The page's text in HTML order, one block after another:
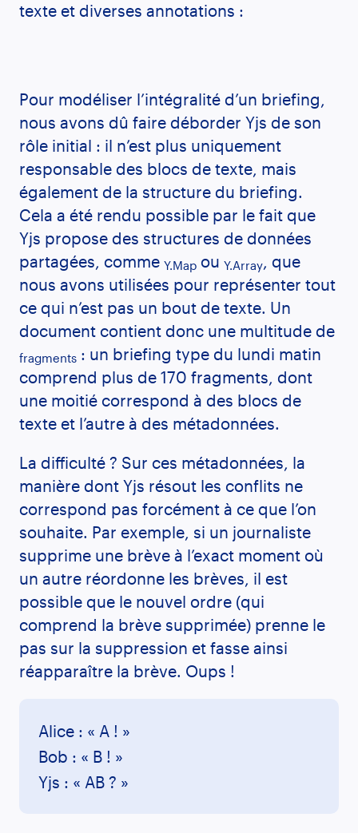
texte et diverses annotations :
Pour modéliser l’intégralité d’un briefing,
nous avons dû faire déborder Yjs de son
rôle initial : il n’est plus uniquement
responsable des blocs de texte, mais
également de la structure du briefing.
Cela a été rendu possible par le fait que
Yjs propose des structures de données
partagées, comme Y.Map ou Y.Array
, que
nous avons utilisées pour représenter tout
ce qui n’est pas un bout de texte. Un
document contient donc une multitude de
fragments : un briefing type du lundi matin
comprend plus de 170 fragments, dont
une moitié correspond à des blocs de
texte et l’autre à des métadonnées.
La difficulté ? Sur ces métadonnées, la
manière dont Yjs résout les conflits ne
correspond pas forcément à ce que l’on
souhaite. Par exemple, si un journaliste
supprime une brève à l’exact moment où
un autre réordonne les brèves, il est
possible que le nouvel ordre (qui
comprend la brève supprimée) prenne le
pas sur la suppression et fasse ainsi
réapparaître la brève. Oups !
Alice : « A ! »
Bob : « B ! »
Yjs : « AB ? »